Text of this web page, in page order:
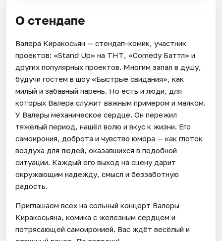
О стендапе
Валера Киракосьян — стендап-комик, участник
проектов: «Stand Up» на ТНТ, «Comedy Баттл» и
других популярных проектов. Многим запал в душу,
будучи гостем в шоу «Быстрые свидания», как
милый и забавный парень. Но есть и люди, для
которых Валера служит важным примером и маяком.
У Валеры механическое сердце. Он пережил
тяжёлый период, нашёл волю и вкус к жизни. Его
самоирония, доброта и чувство юмора — как глоток
воздуха для людей, оказавшихся в подобной
ситуации. Каждый его выход на сцену дарит
окружающим надежду, смысл и беззаботную
радость.
Приглашаем всех на сольный концерт Валеры
Киракосьяна, комика с железным сердцем и
потрясающей самоиронией. Вас ждёт весёлый и